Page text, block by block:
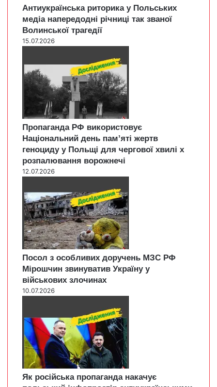
Антиукраїнська риторика у Польських
медіа напередодні річниці так званої
Волинської трагедії
15.07.2026
Пропаганда РФ використовує
Національний день пам’яті жертв
геноциду у Польщі для чергової хвилі х
розпалювання ворожнечі
12.07.2026
Посол з особливих доручень МЗС РФ
Мірошчин звинуватив Україну у
військових злочинах
10.07.2026
Як російська пропаганда накачує